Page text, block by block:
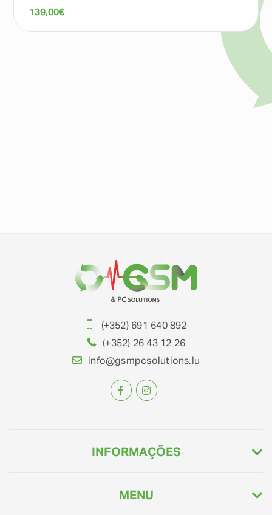
139,00€
(+352) 691 640 892
(+352) 26 43 12 26
info@gsmpcsolutions.lu
INFORMAÇÕES
MENU